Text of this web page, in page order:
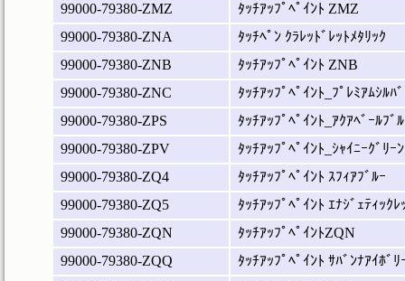
99000-79380-ZMZ
ﾀｯﾁｱｯﾌﾟﾍﾟｲﾝﾄ ZMZ
99000-79380-ZNA
ﾀｯﾁﾍﾟﾝ ｸﾗﾚｯﾄﾞﾚｯﾄﾒﾀﾘｯｸ
99000-79380-ZNB
ﾀｯﾁｱｯﾌﾟﾍﾟｲﾝﾄ ZNB
99000-79380-ZNC
ﾀｯﾁｱｯﾌﾟﾍﾟｲﾝﾄ_ﾌﾟﾚﾐｱﾑｼﾙﾊ
99000-79380-ZPS
ﾀｯﾁｱｯﾌﾟﾍﾟｲﾝﾄ_ｱｸｱﾍﾞｰﾙﾌﾞ
99000-79380-ZPV
ﾀｯﾁｱｯﾌﾟﾍﾟｲﾝﾄ_ｼｬｲﾆｰｸﾞﾘｰ
99000-79380-ZQ4
ﾀｯﾁｱｯﾌﾟﾍﾟｲﾝﾄ ｽﾌｨｱﾌﾞﾙｰ
99000-79380-ZQ5
ﾀｯﾁｱｯﾌﾟﾍﾟｲﾝﾄ ｴﾅｼﾞｪﾃｨｯｸﾚ
99000-79380-ZQN
ﾀｯﾁｱｯﾌﾟﾍﾟｲﾝﾄZQN
99000-79380-ZQQ
ﾀｯﾁｱｯﾌﾟﾍﾟｲﾝﾄ ｻﾊﾞﾝﾅｱｲﾎﾞﾘ